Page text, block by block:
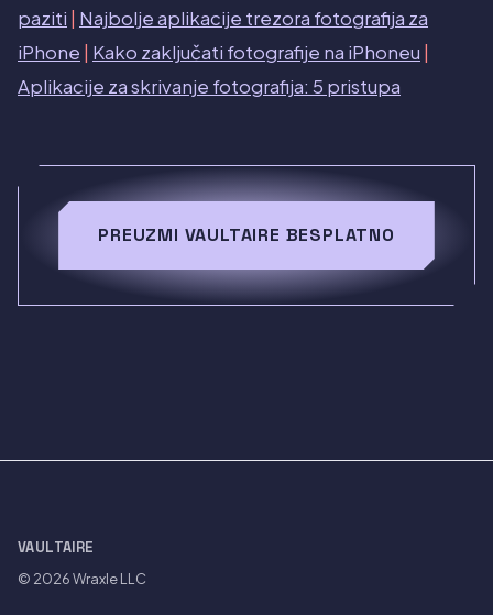
paziti
Najbolje aplikacije trezora fotografija za
iPhone
Kako zaključati fotografije na iPhoneu
Aplikacije za skrivanje fotografija: 5 pristupa
PREUZMI VAULTAIRE BESPLATNO
VAULTAIRE
© 2026Wraxle LLC